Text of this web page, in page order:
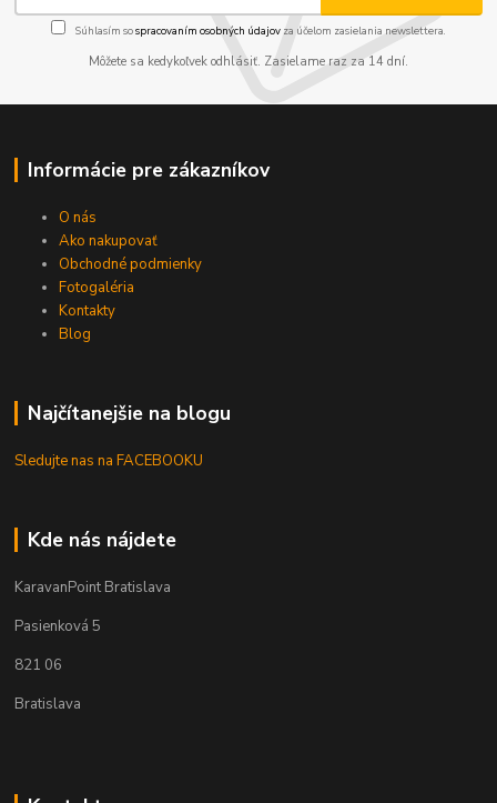
Súhlasím sospracovaním osobných údajov za účelom zasielania newslettera.
Môžete sa kedykoľvek odhlásiť. Zasielame raz za 14 dní.
Informácie pre zákazníkov
O nás
Ako nakupovať
Obchodné podmienky
Fotogaléria
Kontakty
Blog
Najčítanejšie na blogu
Sledujte nas na FACEBOOKU
Kde nás nájdete
KaravanPoint Bratislava
Pasienková 5
821 06
Bratislava